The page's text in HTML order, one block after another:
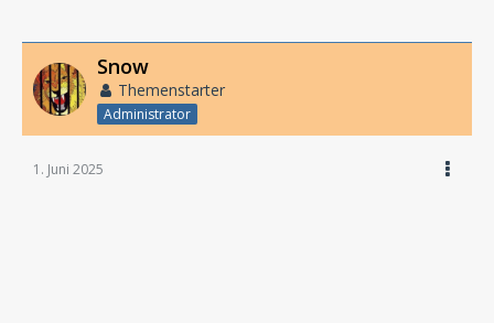
Snow
Themenstarter
Administrator
1. Juni 2025